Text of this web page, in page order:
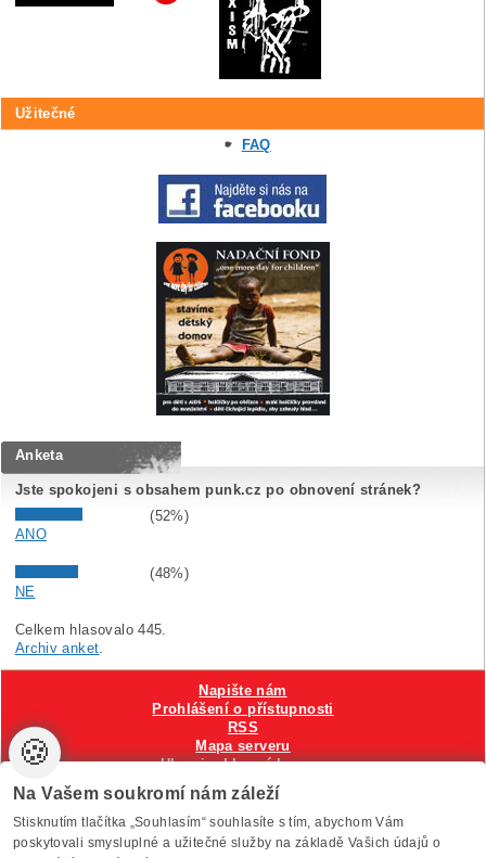
Užitečné
FAQ
Anketa
Jste spokojeni s obsahem punk.cz po obnovení stránek?
(52%)
ANO
(48%)
NE
Celkem hlasovalo 445.
Archiv anket
VytvořiloAnawe , provozuje Anawe a Špína
Napište nám
Prohlášení o přístupnosti
RSS
Mapa serveru
Hlavni reklamní banner
Nastavení cookies
🍪
Na Vašem soukromí nám záleží
Stisknutím tlačítka „Souhlasím“ souhlasíte s tím, abychom Vám
poskytovali smysluplné a užitečné služby na základě Vašich údajů o